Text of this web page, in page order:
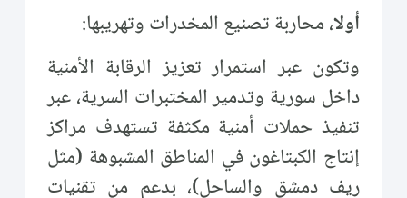
أولا، محاربة تصنيع المخدرات وتهريبها:
وتكون عبر استمرار تعزيز الرقابة الأمنية
داخل سورية وتدمير المختبرات السرية، عبر
تنفيذ حملات أمنية مكثفة تستهدف مراكز
إنتاج الكبتاغون في المناطق المشبوهة (مثل
ريف دمشق والساحل)، بدعم من تقنيات